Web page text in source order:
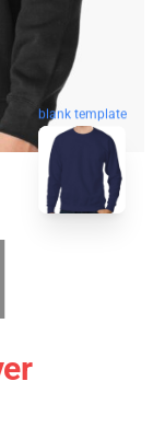
blank template